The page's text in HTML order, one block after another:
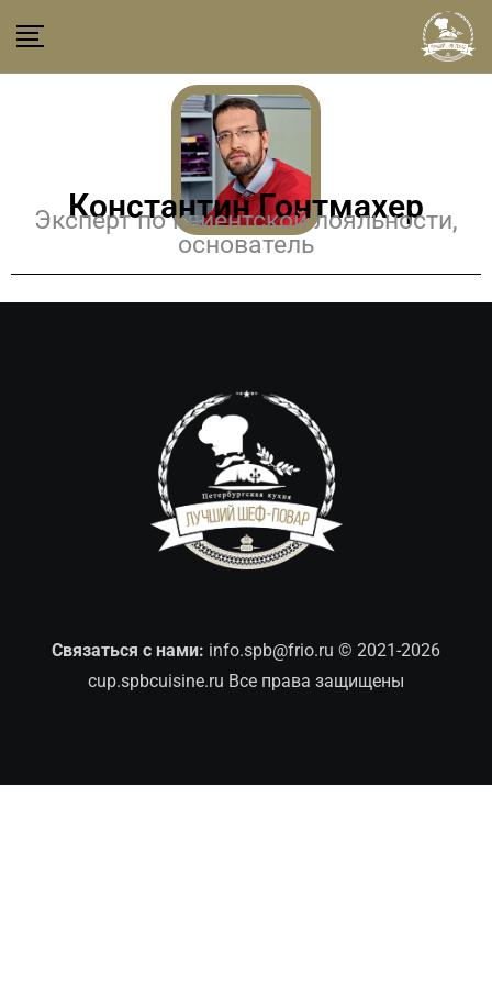
Константин Гонтмахер
Эксперт по клиентской лояльности,
основатель
Связаться с нами: info.spb@frio.ru © 2021-2026
cup.spbcuisine.ru Все права защищены